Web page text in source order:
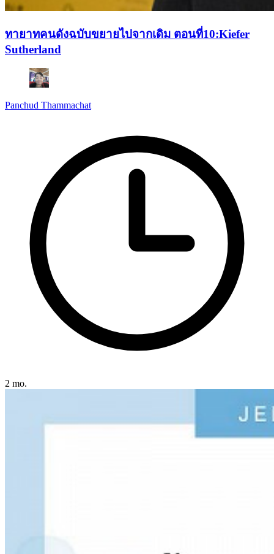
ทายาทคนดังฉบับขยายไปจากเดิม ตอนที่10:Kiefer
Sutherland
Panchud Thammachat
2 mo.